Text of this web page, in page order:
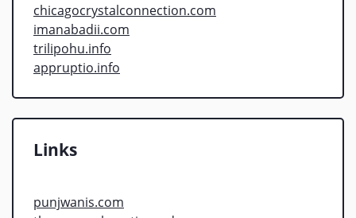
chicagocrystalconnection.com
imanabadii.com
trilipohu.info
appruptio.info
Links
punjwanis.com